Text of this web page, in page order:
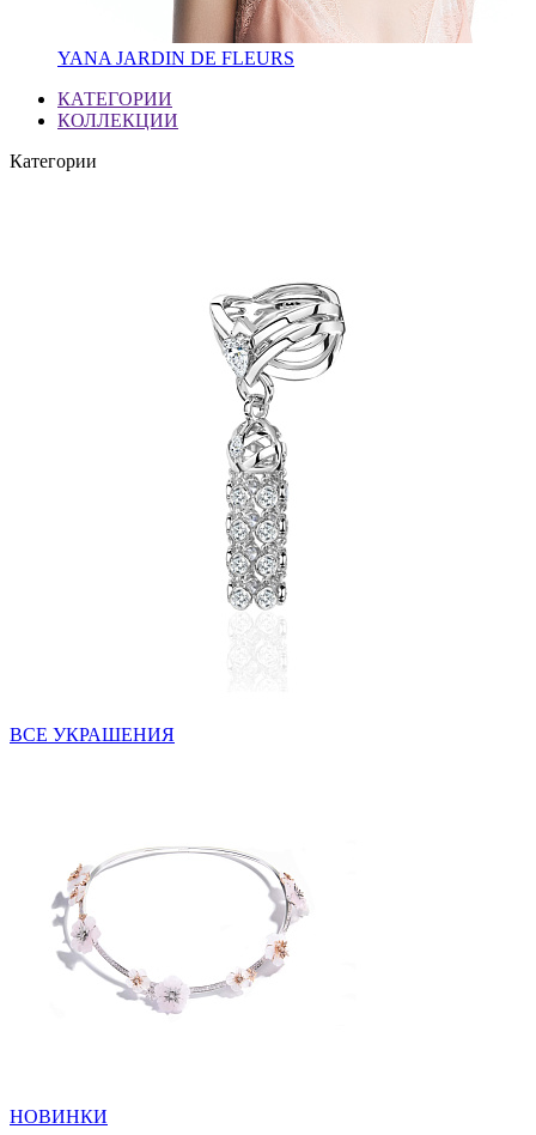
YANA JARDIN DE FLEURS
КАТЕГОРИИ
КОЛЛЕКЦИИ
Категории
ВСЕ УКРАШЕНИЯ
НОВИНКИ